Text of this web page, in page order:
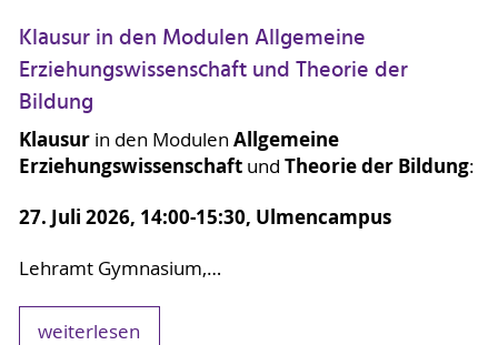
Klausur in den Modulen Allgemeine
Erziehungswissenschaft und Theorie der
Bildung
Klausurin den Modulen Allgemeine
Erziehungswissenschaftund Theorie der Bildung:
27. Juli 2026, 14:00-15:30, Ulmencampus
Lehramt Gymnasium,…
weiterlesen